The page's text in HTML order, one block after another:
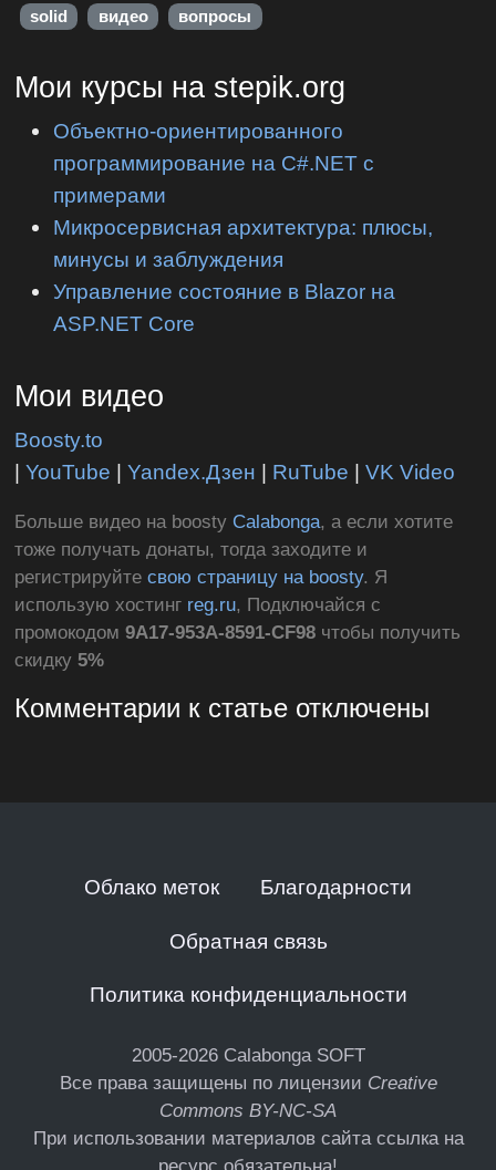
solid видео вопросы
Мои курсы на stepik.org
Объектно-ориентированного
программирование на C#.NET с
примерами
Микросервисная архитектура: плюсы,
минусы и заблуждения
Управление состояние в Blazor на
ASP.NET Core
Мои видео
Boosty.to
|YouTube |Yandex.Дзен | RuTube |VK Video
Больше видео на boosty Calabonga, а если хотите
тоже получать донаты, тогда заходите и
регистрируйтесвою страницу на boosty. Я
использую хостинг reg.ru, Подключайся с
промокодом9A17-953A-8591-CF98 чтобы получить
скидку5%
Комментарии к статье отключены
Облако меток Благодарности
Обратная связь
Политика конфиденциальности
2005-2026 Calabonga SOFT
Все права защищены по лицензии Creative
Commons BY-NC-SA
При использовании материалов сайта ссылка на